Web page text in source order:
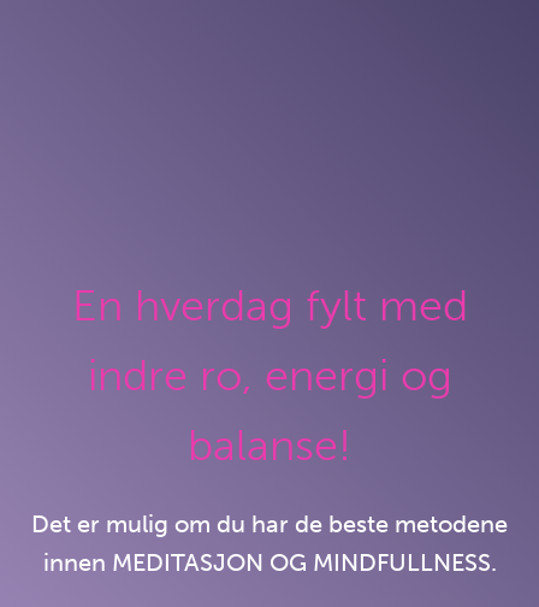
En hverdag fylt med
indre ro, energi og
balanse!
Det er mulig om du har de beste metodene
innen MEDITASJON OG MINDFULLNESS.